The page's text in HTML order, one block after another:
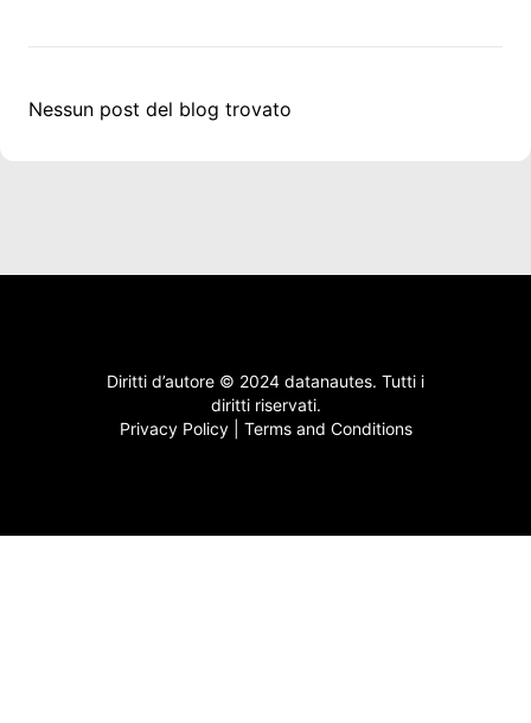
Nessun post del blog trovato
Diritti d’autore © 2024 datanautes. Tutti i
diritti riservati.
Privacy Policy| Terms and Conditions